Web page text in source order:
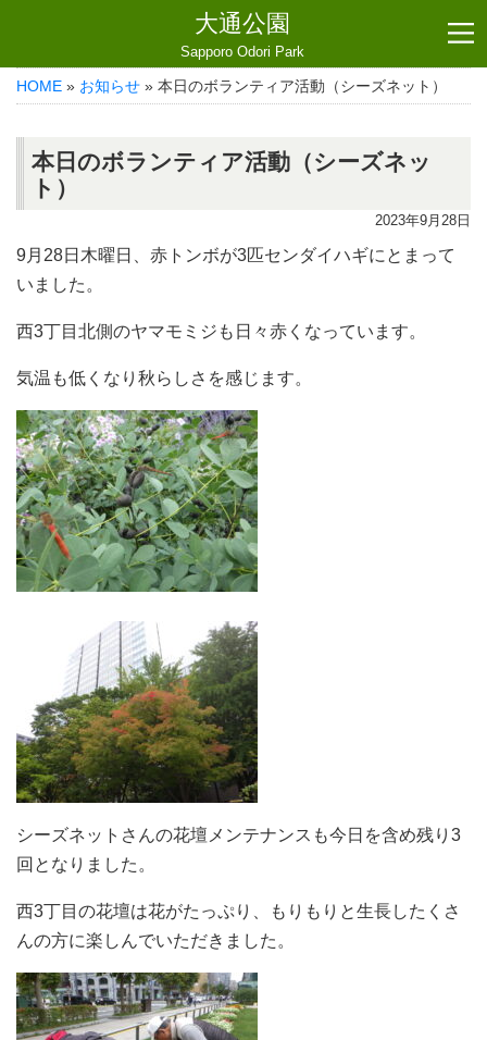
大通公園
Sapporo Odori Park
HOME » お知らせ » 本日のボランティア活動（シーズネット）
本日のボランティア活動（シーズネッ
ト）
2023年9月28日
9月28日木曜日、赤トンボが3匹センダイハギにとまって
いました。
西3丁目北側のヤマモミジも日々赤くなっています。
気温も低くなり秋らしさを感じます。
シーズネットさんの花壇メンテナンスも今日を含め残り3
回となりました。
西3丁目の花壇は花がたっぷり、もりもりと生長したくさ
んの方に楽しんでいただきました。